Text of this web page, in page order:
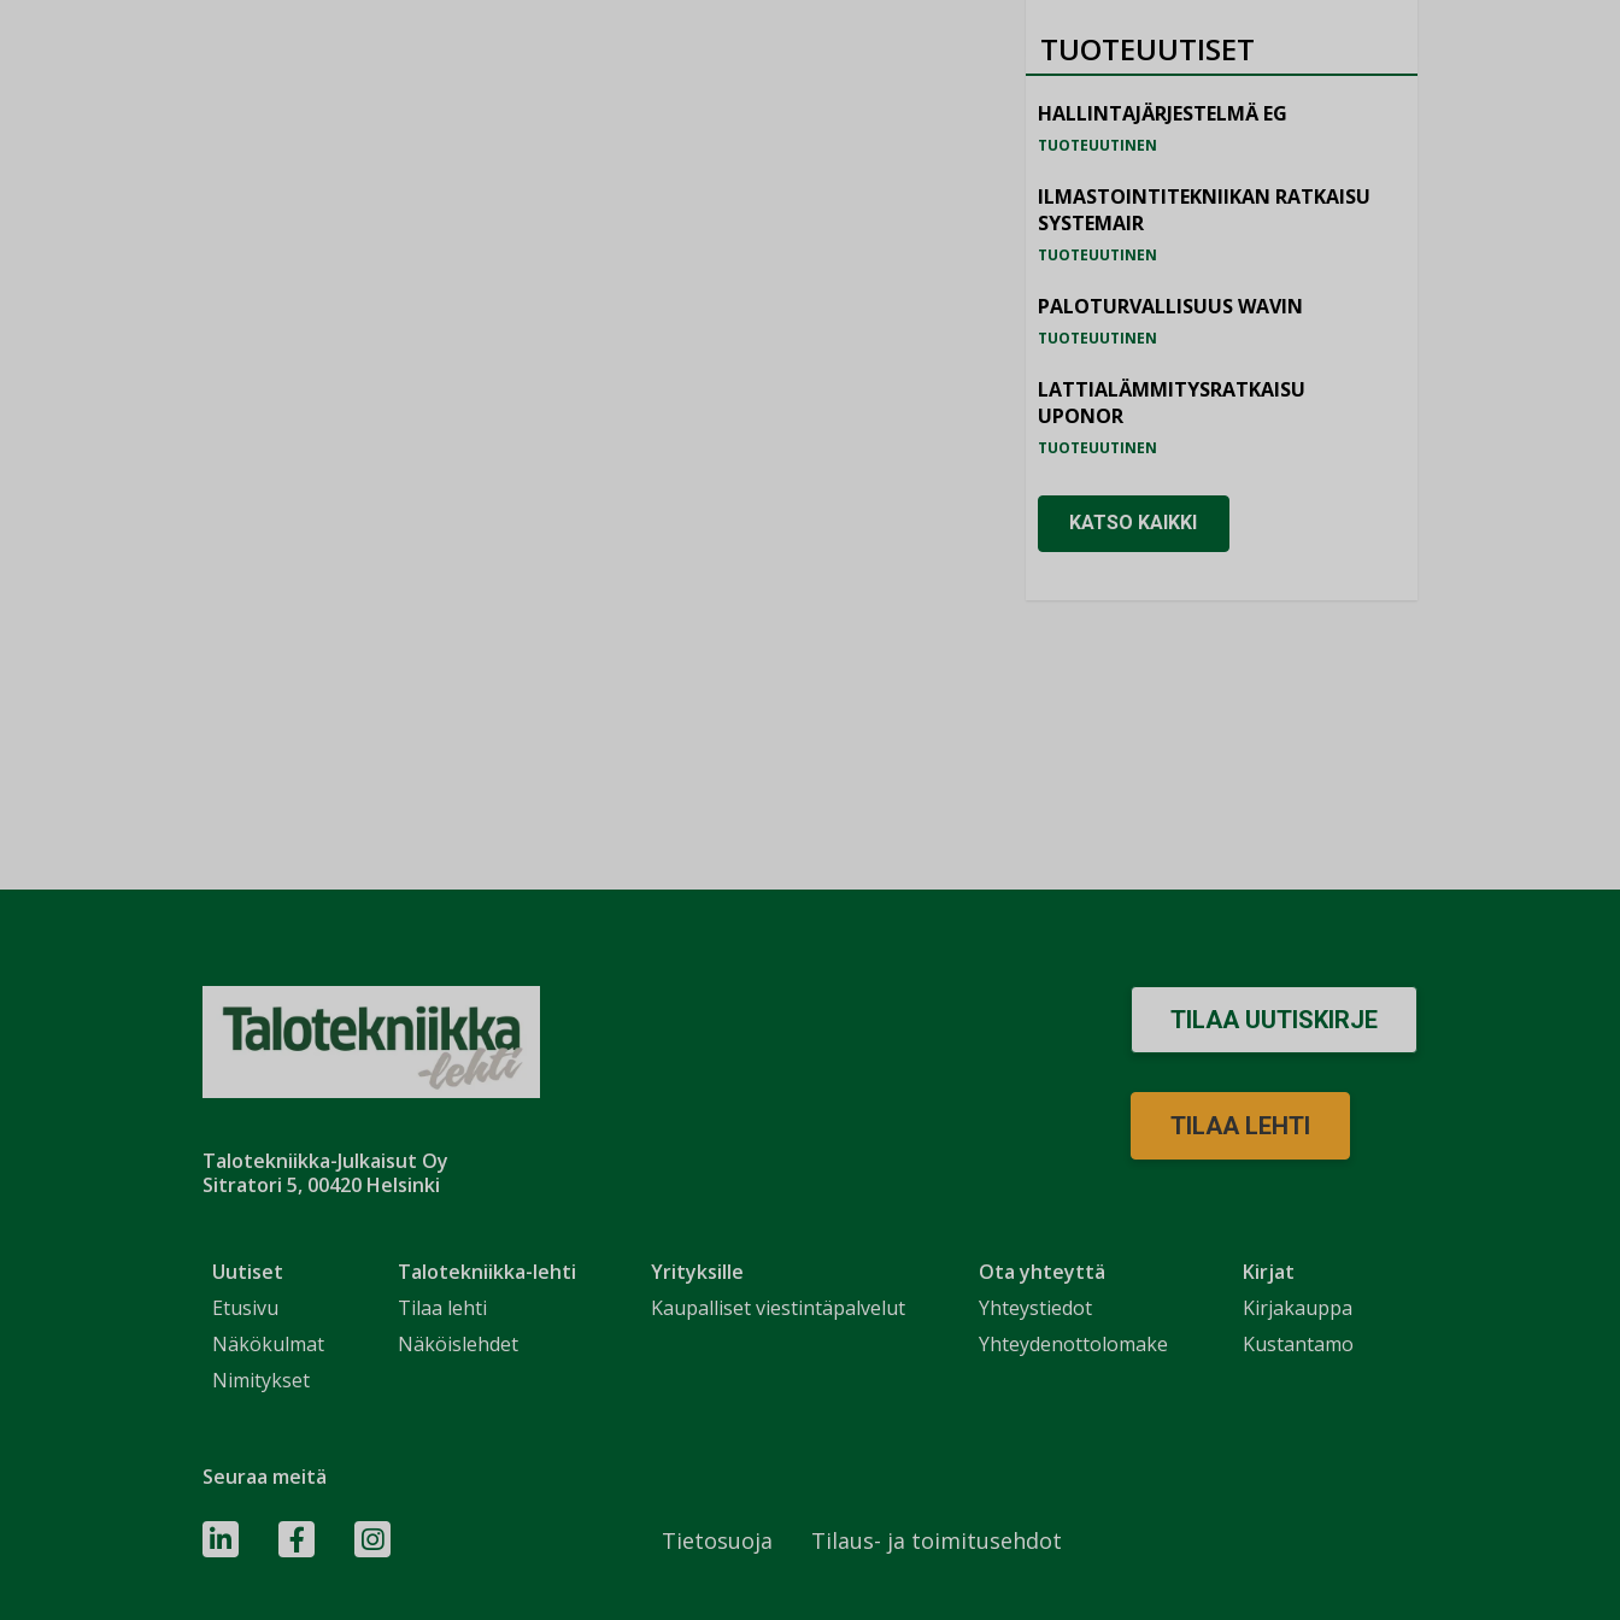
TUOTEUUTISET
HALLINTAJÄRJESTELMÄ EG
TUOTEUUTINEN
ILMASTOINTITEKNIIKAN RATKAISU
SYSTEMAIR
TUOTEUUTINEN
PALOTURVALLISUUS WAVIN
TUOTEUUTINEN
LATTIALÄMMITYSRATKAISU
UPONOR
TUOTEUUTINEN
KATSO KAIKKI
Talotekniikka-Julkaisut Oy
Sitratori 5, 00420 Helsinki
Uutiset
Etusivu
Näkökulmat
Nimitykset
Talotekniikka-lehti
Tilaa lehti
Näköislehdet
Yrityksille
Kaupalliset viestintäpalvelut
Ota yhteyttä
Yhteystiedot
Yhteydenottolomake
Kirjat
Kirjakauppa
Kustantamo
TILAA UUTISKIRJE
TILAA LEHTI
Seuraa meitä
Tietosuoja Tilaus- ja toimitusehdot